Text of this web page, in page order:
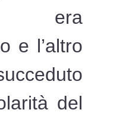
era
e l’altro
del